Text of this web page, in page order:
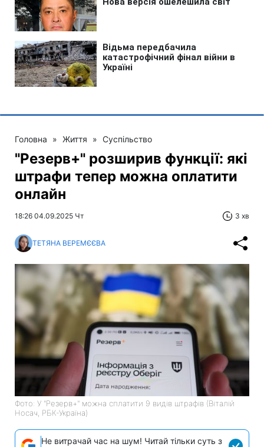
Головна » Життя » Суспільство
"Резерв+" розширив функції: які
штрафи тепер можна оплатити
онлайн
18:26 04.09.2025 Чт 3 хв
ТЕТЯНА ВЕРЕМЄЄВА
Фото: У "Резерв+" можна сплатити 9 видів штрафів (Віталій
Носач, РБК-Україна)
Не витрачай час на шум! Читай тільки суть з